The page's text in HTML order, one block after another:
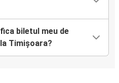
biletul meu de
Timișoara?